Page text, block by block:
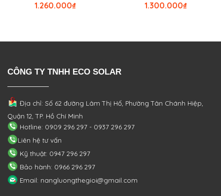
₫
1.260.000 ₫
1.300.000
CÔNG TY TNHH ECO SOLAR
Địa chỉ: Số 62 đường Lâm Thị Hố, PhườngTân Chánh Hiệp,
Quận 12, TP. Hồ Chí Minh
Hotline: 0909 296 297 - 0937 296 297
Liên hệ tư vấn
Kỹ thuật: 0947 296 297
Bảo hành: 0966 296 297
Email: nangluongthegioi@gmail.com